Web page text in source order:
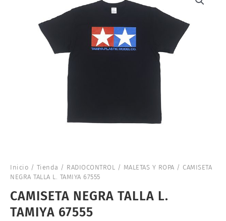
Inicio / Tienda / RADIOCONTROL / MALETAS Y ROPA / CAMISETA
NEGRA TALLA L. TAMIYA 67555
CAMISETA NEGRA TALLA L.
TAMIYA 67555